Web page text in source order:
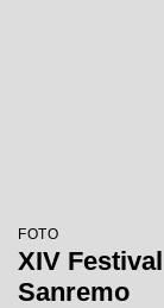
FOTO
XIV
Sanremo